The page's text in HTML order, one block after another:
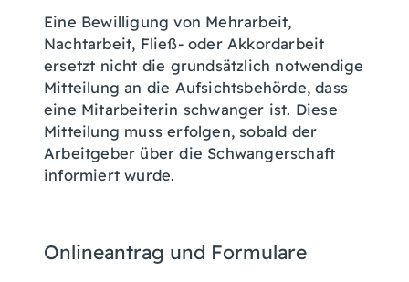
Eine Bewilligung von Mehrarbeit,
Nachtarbeit, Fließ- oder Akkordarbeit
ersetzt nicht die grundsätzlich notwendige
Mitteilung an die Aufsichtsbehörde, dass
eine Mitarbeiterin schwanger ist. Diese
Mitteilung muss erfolgen, sobald der
Arbeitgeber über die Schwangerschaft
informiert wurde.
Onlineantrag und Formulare